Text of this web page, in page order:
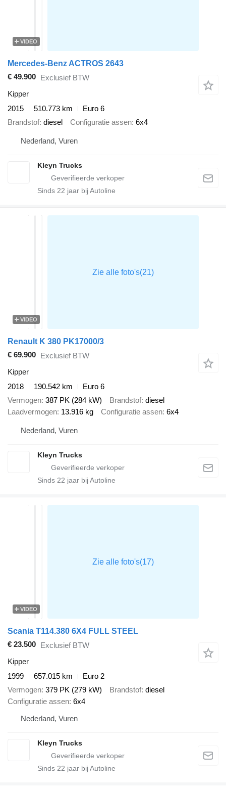
VIDEO
Mercedes-Benz ACTROS 2643
€ 49.900 Exclusief BTW
Kipper
2015
510.773 km
Euro 6
Brandstof diesel Configuratie assen 6x4
Nederland, Vuren
Kleyn Trucks
Sinds 22 jaar bij Autoline
VIDEO
Renault K 380 PK17000/3
€ 69.900 Exclusief BTW
Kipper
2018
190.542 km
Euro 6
Vermogen 387 PK (284 kW) Brandstof diesel
Laadvermogen 13.916 kg Configuratie assen 6x4
Nederland, Vuren
Kleyn Trucks
Sinds 22 jaar bij Autoline
VIDEO
Scania T114.380 6X4 FULL STEEL
€ 23.500 Exclusief BTW
Kipper
1999
657.015 km
Euro 2
Vermogen 379 PK (279 kW) Brandstof diesel
Configuratie assen 6x4
Nederland, Vuren
Kleyn Trucks
Sinds 22 jaar bij Autoline